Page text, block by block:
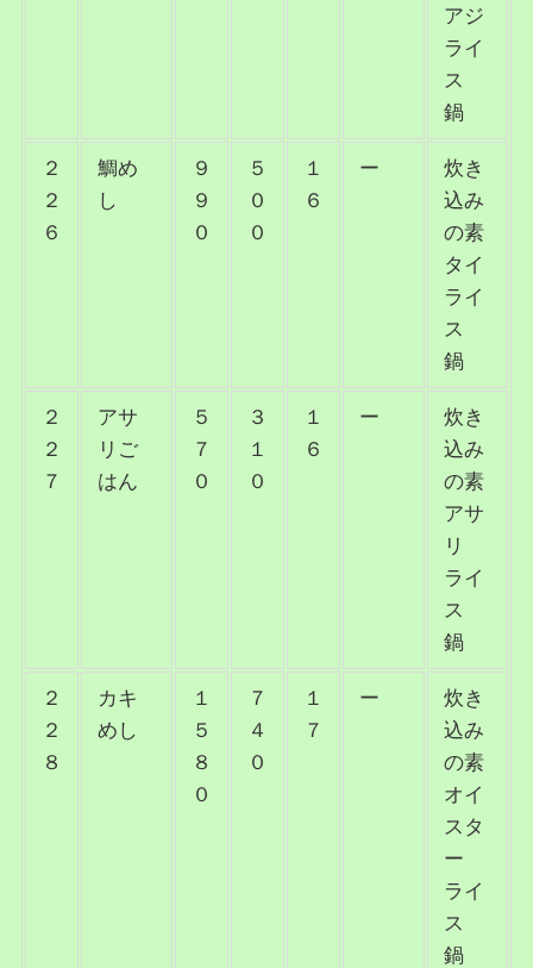
アジ
ライ
ス
鍋
２
２
６
鯛め
し
９
９
０
５
０
０
１
６
ー
炊き
込み
の素
タイ
ライ
ス
鍋
２
２
７
アサ
リご
はん
５
７
０
３
１
０
１
６
ー
炊き
込み
の素
アサ
リ
ライ
ス
鍋
２
２
８
カキ
めし
１
５
８
０
７
４
０
１
７
ー
炊き
込み
の素
オイ
スタ
ー
ライ
ス
鍋